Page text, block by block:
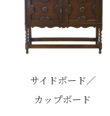
サイドボード／
カップボード